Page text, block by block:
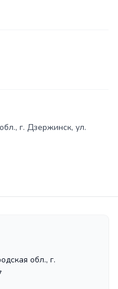
г. Дзержинск, ул.
обл., г.